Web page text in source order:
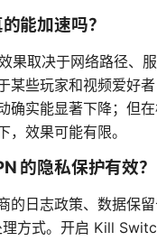
能加速吗？
果取决于网络路径、
某些玩家和视频爱好
确实能显著下降；但
，效果可能有限。
的隐私保护有效？
的日志政策、数据保
方式。开启 Kill